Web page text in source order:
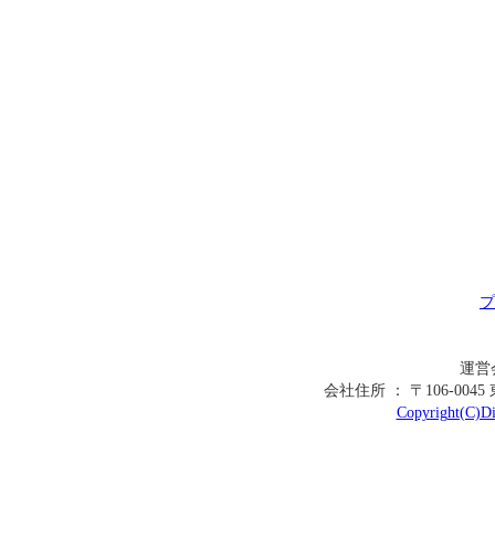
運営
会社住所 ： 〒106-0045